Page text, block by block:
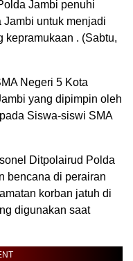
Jambi penuhi
Jambi untuk menjadi
kepramukaan . (Sabtu,
Negeri 5 Kota
yang dipimpin oleh
Siswa-siswi SMA
Ditpolairud Polda
bencana di perairan
korban jatuh di
digunakan saat